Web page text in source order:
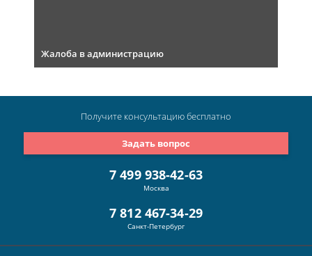
Жалоба в администрацию
7 499 938-42-63
Москва
7 812 467-34-29
Санкт-Петербург
Задать вопрос
Получите консультациюбесплатно